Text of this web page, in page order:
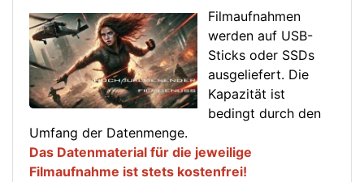
Filmaufnahmen
werden auf USB-
Sticks oder SSDs
ausgeliefert. Die
Kapazität ist
bedingt durch den
Umfang der Datenmenge.
Das Datenmaterial für die jeweilige
Filmaufnahme ist stets kostenfrei!